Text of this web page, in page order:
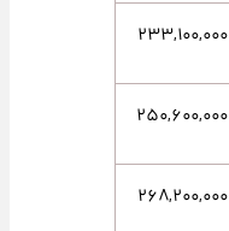
۲۳۳,۱۰۰,۰۰۰
۲۵۰,۶۰۰,۰۰۰
۲۶۸,۲۰۰,۰۰۰